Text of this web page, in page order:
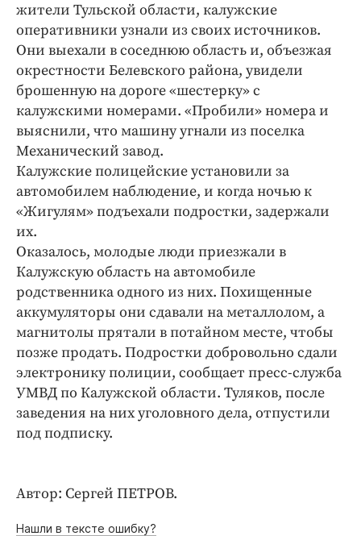
ПРОЕКТЫ
Блоги
Издания
Медиаперсона
Интересное чтиво
Клиника года
Бренд года
Работодатель года
жители Тульской области, калужские
оперативники узнали из своих источников.
Они выехали в соседнюю область и, объезжая
окрестности Белевского района, увидели
брошенную на дороге «шестерку» с
калужскими номерами. «Пробили» номера и
выяснили, что машину угнали из поселка
Механический завод.
Калужские полицейские установили за
автомобилем наблюдение, и когда ночью к
«Жигулям» подъехали подростки, задержали
их.
Оказалось, молодые люди приезжали в
Калужскую область на автомобиле
родственника одного из них. Похищенные
аккумуляторы они сдавали на металлолом, а
магнитолы прятали в потайном месте, чтобы
позже продать. Подростки добровольно сдали
электронику полиции, сообщает пресс-служба
УМВД по Калужской области. Туляков, после
заведения на них уголовного дела, отпустили
под подписку.
Автор: Сергей ПЕТРОВ.
Нашли в тексте ошибку?